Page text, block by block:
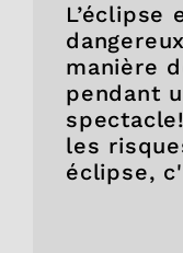
manière
pendant
les
éclipse,